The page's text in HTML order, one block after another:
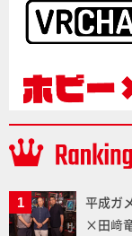
平成ガ
×田﨑